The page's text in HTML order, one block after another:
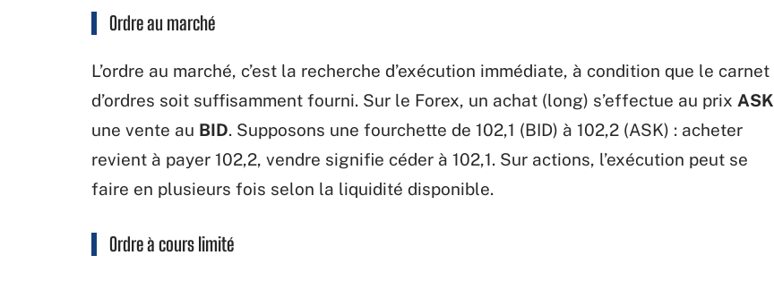
Ordre au marché
L’ordre au marché, c’est la recherche d’exécution immédiate, à condition que le carnet
d’ordres soit suffisamment fourni. Sur le Forex, un achat (long) s’effectue au prix ASK
une vente au BID. Supposons une fourchette de 102,1 (BID) à 102,2 (ASK) : acheter
revient à payer 102,2, vendre signifie céder à 102,1. Sur actions, l’exécution peut se
faire en plusieurs fois selon la liquidité disponible.
Ordre à cours limité